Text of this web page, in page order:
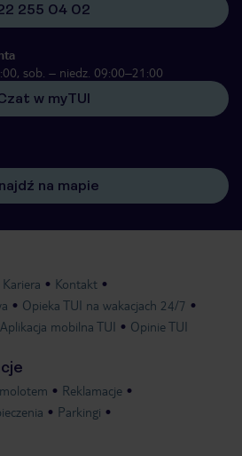
255 04 02
sob. – niedz. 09:00–21:00
w myTUI
na mapie
Kariera
Kontakt
Opieka TUI na wakacjach 24/7
Aplikacja mobilna TUI Opinie TUI
Reklamacje
Parkingi